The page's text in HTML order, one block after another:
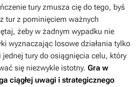
tury zmusza cię do tego, byś
tur z pominięciem ważnych
żeby w żadnym wypadku nie
wyznaczając losowe działania tylko
tury do osiągnięcia celu, który
się niezwykle istotny. Gra w
ciągłej uwagi i strategicznego